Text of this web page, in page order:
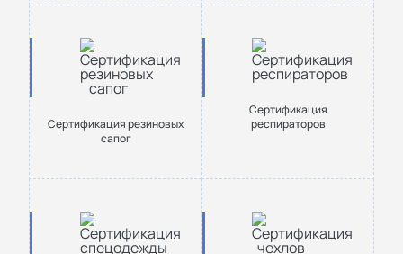
Сертификация резиновых
сапог
Сертификация
респираторов